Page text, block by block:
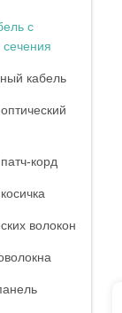
с
кабель
корд
волокон